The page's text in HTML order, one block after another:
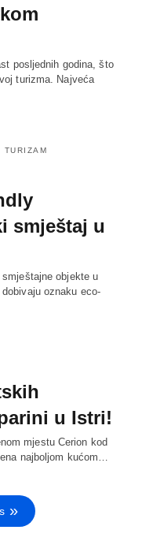
posljednih godina, što
turizma. Najveća
smještaj u
objekte u
oznaku eco-
u Istri!
mjestu Cerion kod
najboljom kućom…